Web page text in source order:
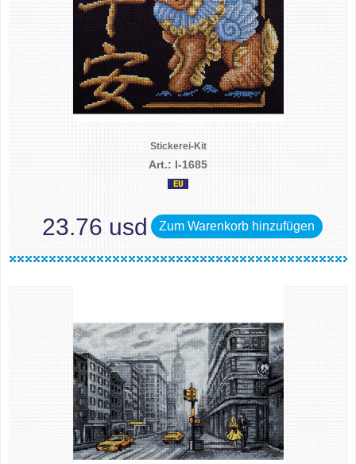
Stickerei-Kit
Art.: I-1685
23.76 usd Zum Warenkorb hinzufügen